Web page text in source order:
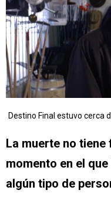
Destino Final estuvo cerca
La muerte no tiene
momento en el
algún tipo de